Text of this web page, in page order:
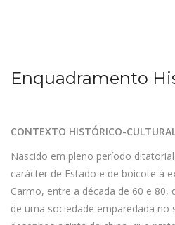
Enquadramento
CONTEXTO HISTÓRICO-
Nascido em pleno período
carácter de Estado e de boicote à
Carmo, entre a década de 60 e
de uma sociedade emparedada